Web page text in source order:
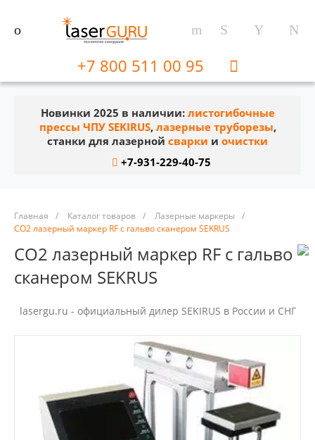
+7 800 511 00 95
Новинки 2025 в наличии: листогибочные
прессы ЧПУ SEKIRUS, лазерные труборезы,
станки для лазерной сварки и очистки
+7-931-229-40-75
Главная / Каталог товаров / Лазерные маркеры
/
CO2 лазерный маркер RF с гальво сканером SEKRUS
CO2 лазерный маркер RF с гальво
сканером SEKRUS
lasergu.ru - официальный дилер SEKIRUS в России и СНГ